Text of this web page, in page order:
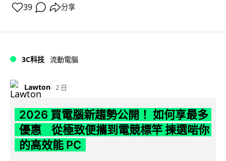
39 分享
3C科技 流動電腦
Lawton 2 日
2026 買電腦新趨勢公開！ 如何享最多
優惠 從極致便攜到電競標竿 揀選啱你
的高效能 PC